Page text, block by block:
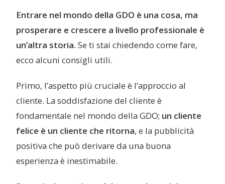
Entrare nel mondo della GDO è una cosa, ma
prosperare e crescere a livello professionale è
un’altra storia. Se ti stai chiedendo come fare,
ecco alcuni consigli utili.
Primo, l’aspetto più cruciale è l’approccio al
cliente. La soddisfazione del cliente è
fondamentale nel mondo della GDO; un cliente
felice è un cliente che ritorna, e la pubblicità
positiva che può derivare da una buona
esperienza è inestimabile.